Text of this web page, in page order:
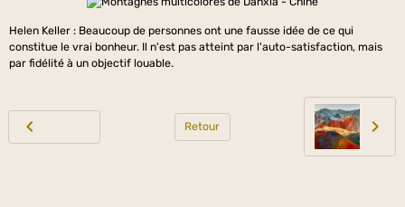
Helen Keller : Beaucoup de personnes ont une fausse idée de ce qui
constitue le vrai bonheur. Il n'est pas atteint par l'auto-satisfaction, mais
par fidélité à un objectif louable.
Retour